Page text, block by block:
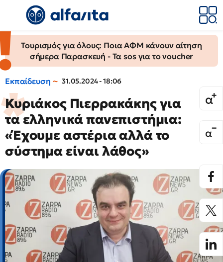
Τουρισμός για όλους: Ποια ΑΦΜ κάνουν αίτηση
σήμερα Παρασκευή - Τα sos για το voucher
Εκπαίδευση 31.05.2024 - 18:06
Κυριάκος Πιερρακάκης για
τα ελληνικά πανεπιστήμια:
«Έχουμε αστέρια αλλά το
σύστημα είναι λάθος»